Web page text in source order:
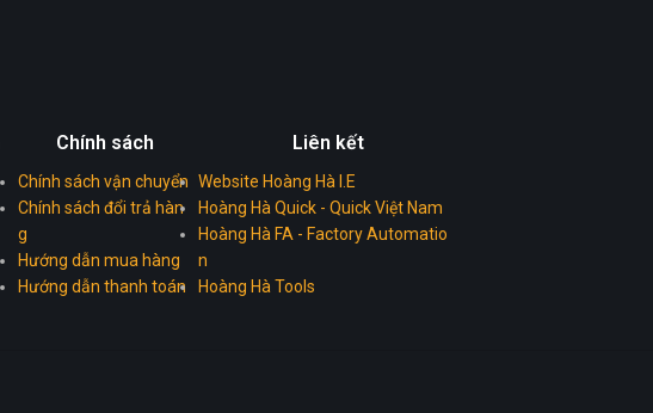
Chính sách
Chính sách vận chuyển
Chính sách đổi trả hàn
g
Hướng dẫn mua hàng
Hướng dẫn thanh toán
Liên kết
Website Hoàng Hà I.E
Hoàng Hà Quick - Quick Việt Nam
Hoàng Hà FA - Factory Automatio
n
Hoàng Hà Tools